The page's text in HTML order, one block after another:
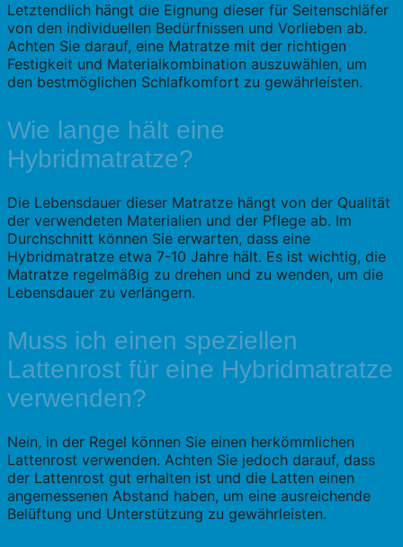
Letztendlich hängt die Eignung dieser für Seitenschläfer
von den individuellen Bedürfnissen und Vorlieben ab.
Achten Sie darauf, eine Matratze mit der richtigen
Festigkeit und Materialkombination auszuwählen, um
den bestmöglichen Schlafkomfort zu gewährleisten.
Wie lange hält eine
Hybridmatratze?
Die Lebensdauer dieser Matratze hängt von der Qualität
der verwendeten Materialien und der Pflege ab. Im
Durchschnitt können Sie erwarten, dass eine
Hybridmatratze etwa 7-10 Jahre hält. Es ist wichtig, die
Matratze regelmäßig zu drehen und zu wenden, um die
Lebensdauer zu verlängern.
Muss ich einen speziellen
Lattenrost für eine Hybridmatratze
verwenden?
Nein, in der Regel können Sie einen herkömmlichen
Lattenrost verwenden. Achten Sie jedoch darauf, dass
der Lattenrost gut erhalten ist und die Latten einen
angemessenen Abstand haben, um eine ausreichende
Belüftung und Unterstützung zu gewährleisten.